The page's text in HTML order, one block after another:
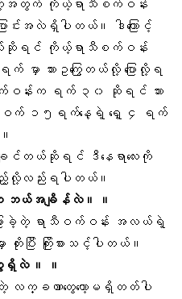
အတွက် ကိုယ့်ရာသီစက်ဝန်း
ြောင်းအလဲရှိပါတယ်။ ဒါကြောင့်
မယ်ဆိုရင် ကိုယ့်ရာသီစက်ဝန်း
ာ သားဥကြွေတယ်လို့ ပြောလို့ရ
န်းက ရက် ၃၀ ဆိုရင် သား
က် ၁၅ရက်နေ့ရဲ့ ရှေ့ ၄ ရက်
သိချင်တယ်ဆိုရင် ဒီနေရာလေးကို
လည်းရပါတယ်။
ဘယ်အချိန်လဲ။ ။
ြောခဲ့တဲ့ ရာသီဝက်ဝန်း အလယ်ရဲ့
ပြီး ကြိုးစားသင့်ပါတယ်။
ေရှိလဲ ။ ။
သာတဲ့ လက္ခဏာတွေတော့မရှိတတ်ပါ